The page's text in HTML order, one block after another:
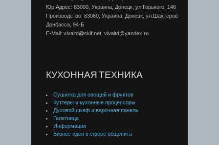
Юр.Адрес: 83000, Украина, Донецк, ул.Горького, 146
Производство: 83060, Украина, Донецк, ул.Шахтеров
Донбаcса, 94-Б
E-Mail: vivaltd@skif.net, vivaltd@yandex.ru
КУХОННАЯ ТЕХНИКА
Сушилка для овощей и фруктов
Куттеры и кухонные процессоры
Духовой шкаф и варочная панель
Галетница
Информация
Бизнес идеи в сфере общепита